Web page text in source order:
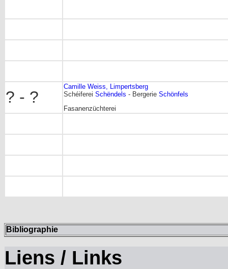
? - ?
Camille Weiss, Limpertsberg
Schéiferei Schëndels - Bergerie Schönfels
Fasanenzüchterei
Bibliographie
Liens / Links